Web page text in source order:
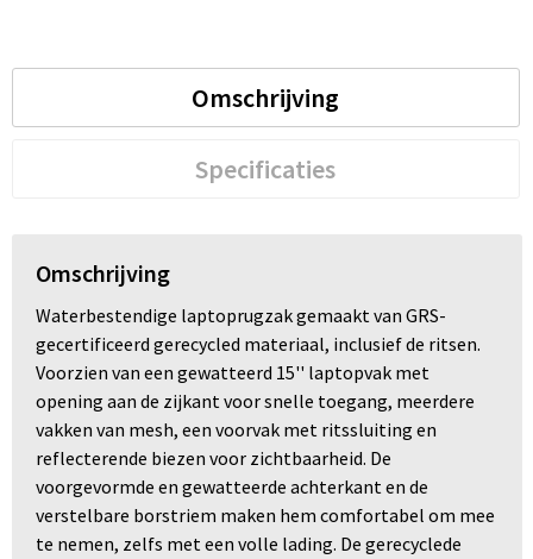
Omschrijving
Specificaties
Omschrijving
Waterbestendige laptoprugzak gemaakt van GRS-
gecertificeerd gerecycled materiaal, inclusief de ritsen.
Voorzien van een gewatteerd 15'' laptopvak met
opening aan de zijkant voor snelle toegang, meerdere
vakken van mesh, een voorvak met ritssluiting en
reflecterende biezen voor zichtbaarheid. De
voorgevormde en gewatteerde achterkant en de
verstelbare borstriem maken hem comfortabel om mee
te nemen, zelfs met een volle lading. De gerecyclede